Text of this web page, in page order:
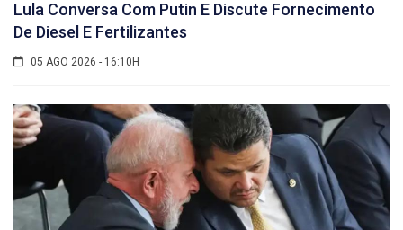
Lula Conversa Com Putin E Discute Fornecimento
De Diesel E Fertilizantes
05 AGO 2026 - 16:10H